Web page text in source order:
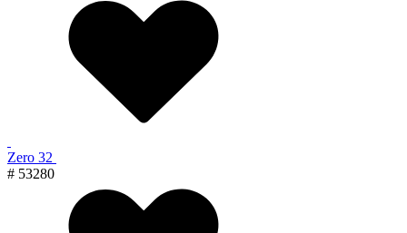
Zero 32
# 53280